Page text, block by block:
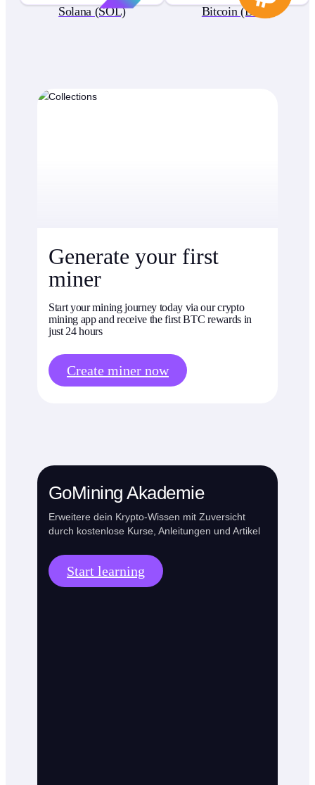
Solana (SOL) Bitcoin (BTC)
Generate your first
miner
Start your mining journey today via our crypto
mining app and receive the first BTC rewards in
just 24 hours
Create miner now
GoMining Akademie
Erweitere dein Krypto-Wissen mit Zuversicht
durch kostenlose Kurse, Anleitungen und Artikel
Start learning